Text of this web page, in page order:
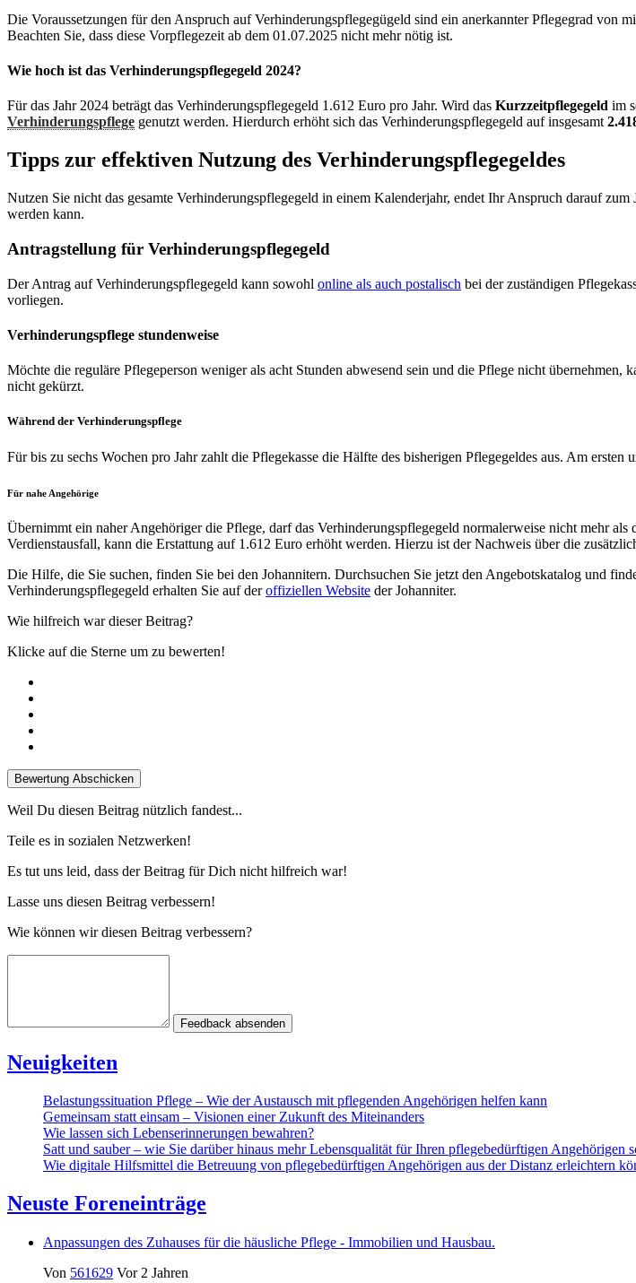
Die Voraussetzungen für den Anspruch auf Verhinderungspflegegügeld sind ein anerkannter Pflegegrad von
Beachten Sie, dass diese Vorpflegezeit ab dem 01.07.2025 nicht mehr nötig ist.
Wie hoch ist das Verhinderungspflegegeld 2024?
Für das Jahr 2024 beträgt das Verhinderungspflegegeld 1.612 Euro pro Jahr. Wird das Kurzzeitpflegegeld im
Verhinderungspflege genutzt werden. Hierdurch erhöht sich das Verhinderungspflegegeld auf insgesamt
Tipps zur effektiven Nutzung des Verhinderungspflegegeldes
Nutzen Sie nicht das gesamte Verhinderungspflegegeld in einem Kalenderjahr, endet Ihr Anspruch darauf
werden kann.
Antragstellung für Verhinderungspflegegeld
Der Antrag auf Verhinderungspflegegeld kann sowohl online als auch postalisch bei der zuständigen
vorliegen.
Verhinderungspflege stundenweise
Möchte die reguläre Pflegeperson weniger als acht Stunden abwesend sein und die Pflege nicht übernehmen,
nicht gekürzt.
Während der Verhinderungspflege
Für bis zu sechs Wochen pro Jahr zahlt die Pflegekasse die Hälfte des bisherigen Pflegegeldes aus. Am
Für nahe Angehörige
Übernimmt ein naher Angehöriger die Pflege, darf das Verhinderungspflegegeld normalerweise nicht mehr
Verdienstausfall, kann die Erstattung auf 1.612 Euro erhöht werden. Hierzu ist der Nachweis über die
Die Hilfe, die Sie suchen, finden Sie bei den Johannitern. Durchsuchen Sie jetzt den Angebotskatalog und
Verhinderungspflegegeld erhalten Sie auf deroffiziellen Website der Johanniter.
Wie hilfreich war dieser Beitrag?
Klicke auf die Sterne um zu bewerten!
Bewertung Abschicken
Weil Du diesen Beitrag nützlich fandest...
Teile es in sozialen Netzwerken!
Es tut uns leid, dass der Beitrag für Dich nicht hilfreich war!
Lasse uns diesen Beitrag verbessern!
Wie können wir diesen Beitrag verbessern?
Feedback absenden
Neuigkeiten
Belastungssituation Pflege – Wie der Austausch mit pflegenden Angehörigen helfen kann
Gemeinsam statt einsam – Visionen einer Zukunft des Miteinanders
Wie lassen sich Lebenserinnerungen bewahren?
Satt und sauber – wie Sie darüber hinaus mehr Lebensqualität für Ihren pflegebedürftigen Angehörigen
Wie digitale Hilfsmittel die Betreuung von pflegebedürftigen Angehörigen aus der Distanz erleichtern
Neuste Foreneinträge
Anpassungen des Zuhauses für die häusliche Pflege - Immobilien und Hausbau.
Von 561629 Vor 2 Jahren